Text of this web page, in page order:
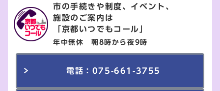
市の手続きや制度、イベント、
施設のご案内は
「京都いつでもコール」
年中無休 朝8時から夜9時
電話：075-661-3755